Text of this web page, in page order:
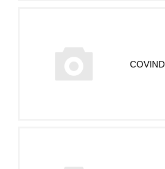
COVIND